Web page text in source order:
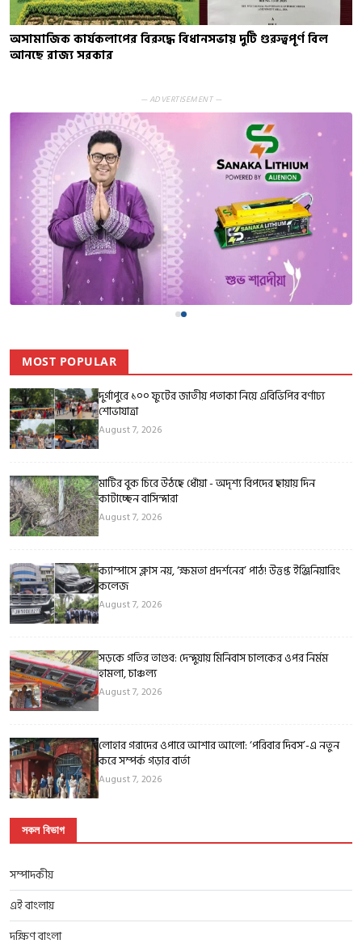
অসামাজিক কার্যকলাপের বিরুদ্ধে বিধানসভায় দুটি গুরুত্বপূর্ণ বিল
আনছে রাজ্য সরকার
— ADVERTISEMENT —
MOST POPULAR
দুর্গাপুরে ১০০ ফুটের জাতীয় পতাকা নিয়ে এবিভিপির বর্ণাঢ্য
শোভাযাত্রা
August 7, 2026
মাটির বুক চিরে উঠছে ধোঁয়া - অদৃশ্য বিপদের ছায়ায় দিন
কাটাচ্ছেন বাসিন্দারা
August 7, 2026
ক্যাম্পাসে ক্লাস নয়, ‘ক্ষমতা প্রদর্শনের’ পাঠ! উত্তপ্ত ইঞ্জিনিয়ারিং
কলেজ
August 7, 2026
সড়কে গতির তাণ্ডব: দেন্দুয়ায় মিনিবাস চালকের ওপর নির্মম
হামলা, চাঞ্চল্য
August 7, 2026
লোহার গরাদের ওপারে আশার আলো: ‘পরিবার দিবস’-এ নতুন
করে সম্পর্ক গড়ার বার্তা
August 7, 2026
সকল বিভাগ
সম্পাদকীয়
এই বাংলায়
দক্ষিণ বাংলা